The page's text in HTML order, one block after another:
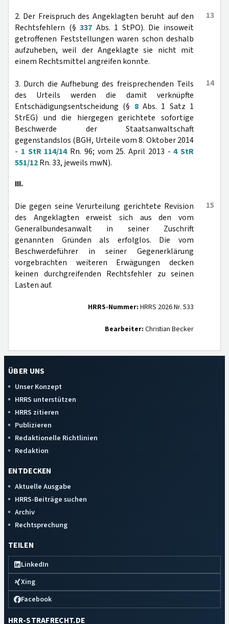
13
2. Der Freispruch des Angeklagten beruht auf den
Rechtsfehlern (§337 Abs. 1 StPO). Die insoweit
getroffenen Feststellungen waren schon deshalb
aufzuheben, weil der Angeklagte sie nicht mit
einem Rechtsmittel angreifen konnte.
14
3. Durch die Aufhebung des freisprechenden Teils
des Urteils werden die damit verknüpfte
Entschädigungsentscheidung (§ 8Abs. 1 Satz 1
StrEG) und die hiergegen gerichtete sofortige
Beschwerde der Staatsanwaltschaft
gegenstandslos (BGH, Urteile vom 8. Oktober 2014
- 1 StR 114/14Rn. 96; vom 25. April 2013 -4 StR
551/12Rn. 33, jeweils mwN).
III.
15
Die gegen seine Verurteilung gerichtete Revision
des Angeklagten erweist sich aus den vom
Generalbundesanwalt in seiner Zuschrift
genannten Gründen als erfolglos. Die vom
Beschwerdeführer in seiner Gegenerklärung
vorgebrachten weiteren Erwägungen decken
keinen durchgreifenden Rechtsfehler zu seinen
Lasten auf.
HRRS-Nummer: HRRS 2026 Nr. 533
Bearbeiter: Christian Becker
ÜBER UNS
Unser Konzept
HRRS unterstützen
HRRS zitieren
Publizieren
Redaktionelle Richtlinien
Redaktion
ENTDECKEN
Aktuelle Ausgabe
HRRS-Beiträge suchen
Archiv
Rechtsprechung
TEILEN
LinkedIn
Xing
Facebook
HRR-STRAFRECHT.DE